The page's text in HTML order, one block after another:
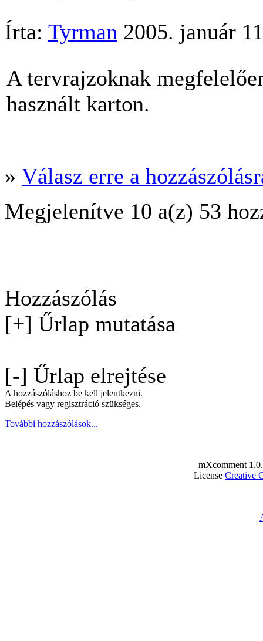
Írta: Tyrman 2005. január
A tervrajzoknak
használt karton.
» Válasz erre a
Megjelenítve 10 a(z) 53
Hozzászólás
[+] Űrlap mutatása
[-] Űrlap elrejtése
A hozzászóláshoz be kell jelentkezni.
Belépés vagy regisztráció szükséges.
További hozzászólások...
mXcomment
License Creative